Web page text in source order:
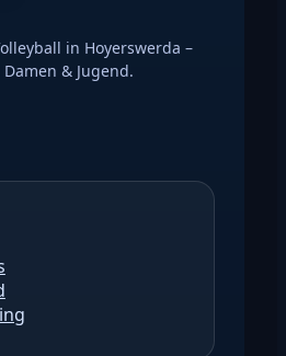
in Hoyerswerda –
& Jugend.